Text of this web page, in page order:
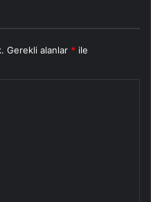
Gerekli alanlar * ile